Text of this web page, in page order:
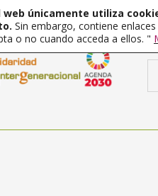
únicamente utiliza
Sin embargo, contiene
o no cuando acceda a ellos. "